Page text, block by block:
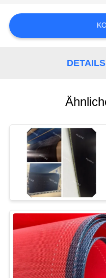
NACHRICHTEN
PRIVACY
POLICY